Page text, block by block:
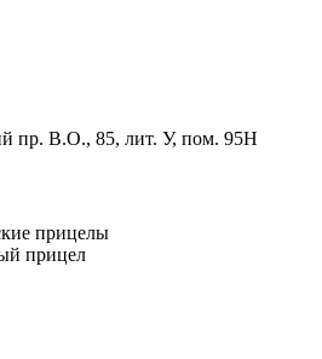
пр. В.О., 85, лит. У, пом. 95Н
прицелы
прицел